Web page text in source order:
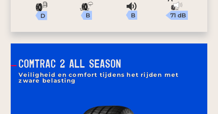
D B B 71 dB
COMTRAC 2 ALL SEASON
Veiligheid en comfort tijdens het rijden met
zware belasting